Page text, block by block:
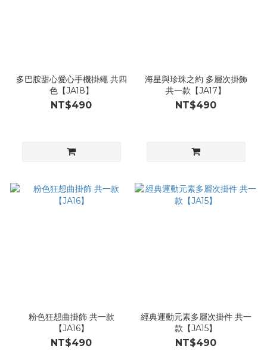
多巴胺甜心愛心手機掛繩 共四
色【JA18】
NT$490
海星與珍珠之約 多層次掛飾
共一款【JA17】
NT$490
粉色狂想曲掛飾 共一款
【JA16】
NT$490
經典運動元素多層次掛件 共一
款【JA15】
NT$490